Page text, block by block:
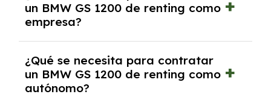
crediticia y un pago inicial.
un BMW GS 1200 de renting como
empresa?
documentación financiera y, en algunos
casos, un informe de solvencia de la empresa
y un pago inicial.
¿Qué se necesita para contratar
un BMW GS 1200 de renting como
autónomo?